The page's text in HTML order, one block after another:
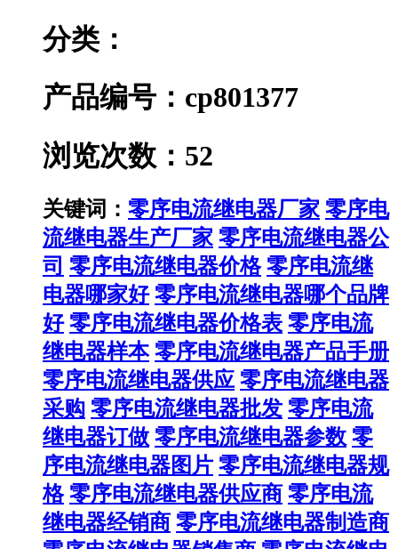
分类：
产品编号：cp801377
浏览次数：52
关键词： 零序电流继电器厂家 零序电
流继电器生产厂家 零序电流继电器公
司 零序电流继电器价格 零序电流继
电器哪家好 零序电流继电器哪个品牌
好 零序电流继电器价格表 零序电流
继电器样本 零序电流继电器产品手册
零序电流继电器供应 零序电流继电器
采购 零序电流继电器批发 零序电流
继电器订做 零序电流继电器参数 零
序电流继电器图片 零序电流继电器规
格 零序电流继电器供应商 零序电流
继电器经销商 零序电流继电器制造商